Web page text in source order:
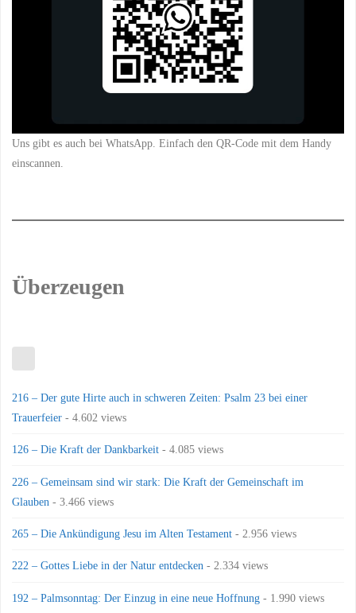
Uns gibt es auch bei WhatsApp. Einfach den QR-Code mit dem Handy
einscannen.
Überzeugen
216 – Der gute Hirte auch in schweren Zeiten: Psalm 23 bei einer
Trauerfeier - 4.602 views
126 – Die Kraft der Dankbarkeit - 4.085 views
226 – Gemeinsam sind wir stark: Die Kraft der Gemeinschaft im
Glauben - 3.466 views
265 – Die Ankündigung Jesu im Alten Testament - 2.956 views
222 – Gottes Liebe in der Natur entdecken - 2.334 views
192 – Palmsonntag: Der Einzug in eine neue Hoffnung - 1.990 views